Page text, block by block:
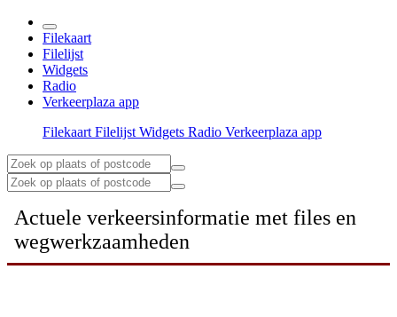
Filekaart
Filelijst
Widgets
Radio
Verkeerplaza app
Filekaart Filelijst Widgets Radio Verkeerplaza app
Actuele verkeersinformatie met files en
wegwerkzaamheden